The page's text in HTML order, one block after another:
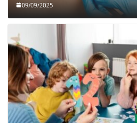
09/09/2025